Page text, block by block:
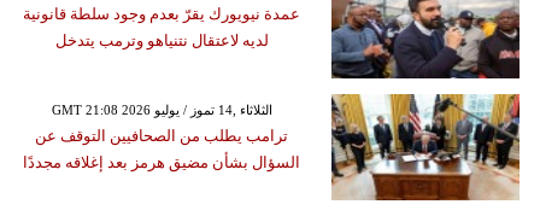
عمدة نيويورك يقرّ بعدم وجود سلطة قانونية
لديه لاعتقال نتنياهو وترمب يتدخل
GMT 21:08 2026 الثلاثاء ,14 تموز / يوليو
ترامب يطلب من الصحافيين التوقف عن
السؤال بشأن مضيق هرمز بعد إغلاقه مجددًا